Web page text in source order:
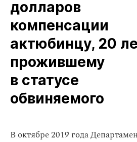
долларов
компенсации
актюбинцу, 20
прожившему
в статусе
обвиняемого
В октябре 2019 года